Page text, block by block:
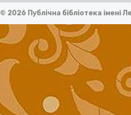
© 2026 Публічна бібліотека імені